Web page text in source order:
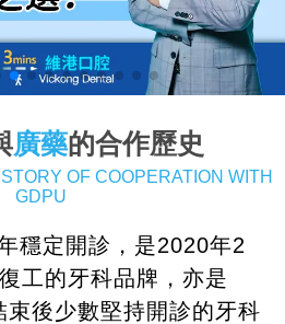
廣藥的合作歷史
OF COOPERATION WITH
GDPU
穩定開診，是2020年2
工的牙科品牌，亦是
後少數堅持開診的牙科